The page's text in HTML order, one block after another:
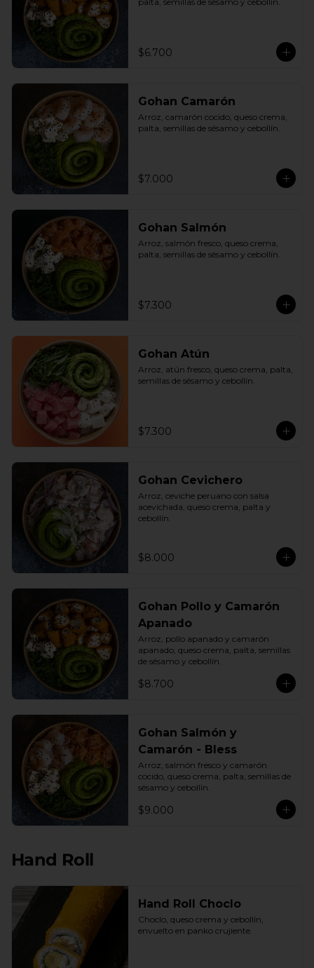
$6.700
Gohan Camarón
Arroz, camarón cocido, queso crema,
palta, semillas de sésamo y cebollín.
$7.000
Gohan Salmón
Arroz, salmón fresco, queso crema,
palta, semillas de sésamo y cebollín.
$7.300
Gohan Atún
Arroz, atún fresco, queso crema, palta,
semillas de sésamo y cebollín.
$7.300
Gohan Cevichero
Arroz, ceviche peruano con salsa
acevichada, queso crema, palta y
cebollín.
$8.000
Gohan Pollo y Camarón
Apanado
Arroz, pollo apanado y camarón
apanado, queso crema, palta, semillas
de sésamo y cebollín.
$8.700
Gohan Salmón y
Camarón - Bless
Arroz, salmón fresco y camarón
cocido, queso crema, palta, semillas de
sésamo y cebollín.
$9.000
Hand Roll
Hand Roll Choclo
Choclo, queso crema y cebollín,
envuelto en panko crujiente.